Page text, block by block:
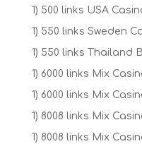
1) 500 links USA
1) 550 links Sweden
1) 550 links Thailand
1) 6000 links Mix
1) 6000 links Mix
1) 8008 links Mix
1) 8008 links Mix